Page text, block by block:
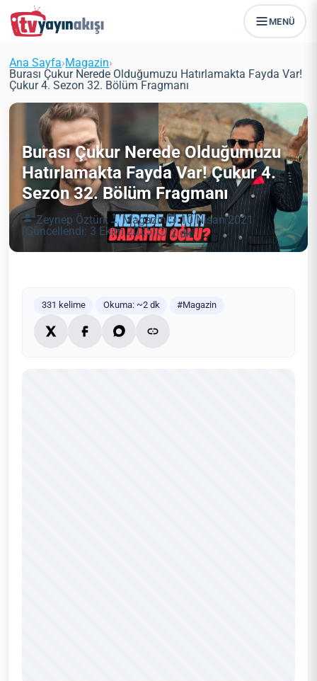
MENÜ
Ana Sayfa›Magazin›
Burası Çukur Nerede Olduğumuzu Hatırlamakta Fayda Var!
Çukur 4. Sezon 32. Bölüm Fragmanı
Burası Çukur Nerede Olduğumuzu
Hatırlamakta Fayda Var! Çukur 4.
Sezon 32. Bölüm Fragmanı
Zeynep Öztürk Magazin
10 Nisan 2021
(Güncellendi: 3 Ekim 2025)
2 dk
331 kelime Okuma: ~2 dk #Magazin